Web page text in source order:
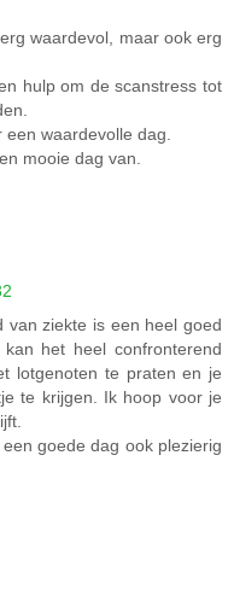
waardevol, maar ook erg
hulp om de scanstress tot
waardevolle dag.
mooie dag van.
van ziekte is een heel goed
het heel confronterend
lotgenoten te praten en je
te krijgen. Ik hoop voor je
goede dag ook plezierig